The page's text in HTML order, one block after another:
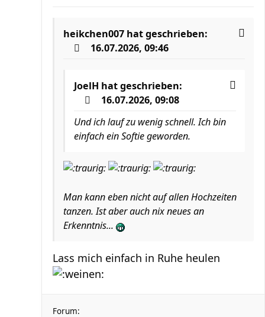
heikchen007 hat geschrieben:
16.07.2026, 09:46
JoelH hat geschrieben:
16.07.2026, 09:08
Und ich lauf zu wenig schnell. Ich bin
einfach ein Softie geworden.
Man kann eben nicht auf allen Hochzeiten
tanzen. Ist aber auch nix neues an
Erkenntnis...
Lass mich einfach in Ruhe heulen
Forum: